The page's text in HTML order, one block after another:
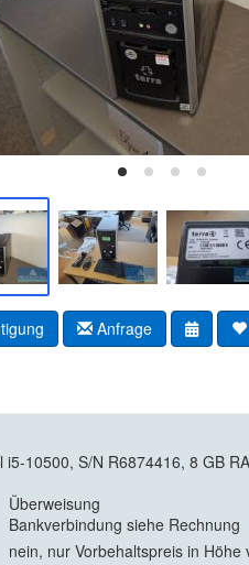
Anfrage
i5-10500, S/N R6874416, 8 GB
Überweisung
Bankverbindung siehe Rechnung
nein, nur Vorbehaltspreis in Höhe